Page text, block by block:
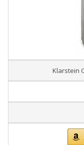
Klarstein